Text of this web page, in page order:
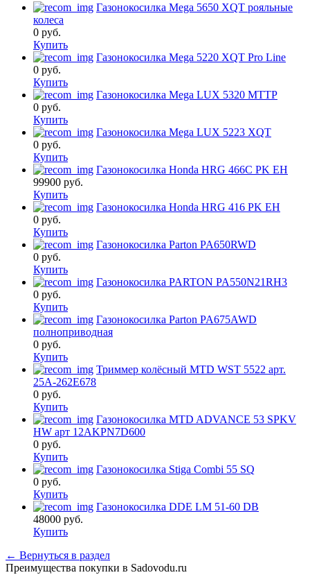
Газонокосилка Mega 5650 XQT рояльные
колеса
0 руб.
Купить
Газонокосилка Mega 5220 XQT Pro Line
0 руб.
Купить
Газонокосилка Mega LUX 5320 MTTP
0 руб.
Купить
Газонокосилка Mega LUX 5223 XQT
0 руб.
Купить
Газонокосилка Honda HRG 466C PK EH
99900 руб.
Купить
Газонокосилка Honda HRG 416 PK EH
0 руб.
Купить
Газонокосилка Parton PA650RWD
0 руб.
Купить
Газонокосилка PARTON PA550N21RH3
0 руб.
Купить
Газонокосилка Parton PA675AWD
полноприводная
0 руб.
Купить
Триммер колёсный MTD WST 5522 арт.
25A-262E678
0 руб.
Купить
Газонокосилка MTD ADVANCE 53 SPKV
HW арт 12AKPN7D600
0 руб.
Купить
Газонокосилка Stiga Combi 55 SQ
0 руб.
Купить
Газонокосилка DDE LM 51-60 DB
48000 руб.
Купить
← Вернуться в раздел
Преимущества покупки в Sadovodu.ru